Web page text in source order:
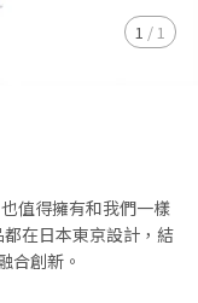
1 / 1
值得擁有和我們一樣
在日本東京設計，結
合創新。